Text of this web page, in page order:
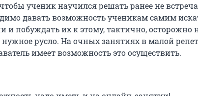
ученик научился решать ранее не
давать возможность ученикам самим
и побуждать их к этому, тактично, осторожно
русло. На очных занятиях в малой
имеет возможность это осуществить.